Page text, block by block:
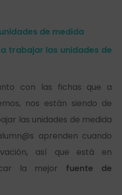
de medida
trabajar las unidades de
con las fichas que a
nos están siendo de
las unidades de medida
aprenden cuando
así que está en
la mejor fuente de